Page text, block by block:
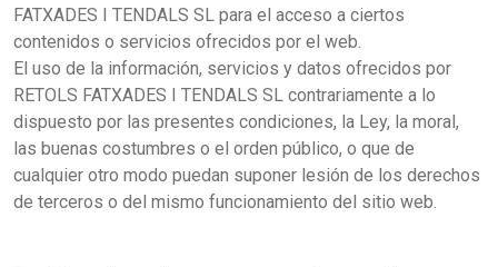
FATXADES I TENDALS SL para el acceso a ciertos
contenidos o servicios ofrecidos por el web.
El uso de la información, servicios y datos ofrecidos por
RETOLS FATXADES I TENDALS SL contrariamente a lo
dispuesto por las presentes condiciones, la Ley, la moral,
las buenas costumbres o el orden público, o que de
cualquier otro modo puedan suponer lesión de los derechos
de terceros o del mismo funcionamiento del sitio web.